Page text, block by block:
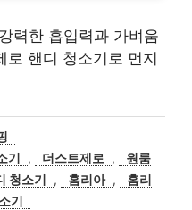
력한 흡입력과 가벼움
로 핸디 청소기로 먼지
기 , 더스트제로 ,
원룸
청소기 , 홈리아 ,
홈리
기